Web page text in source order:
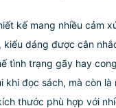
kế mang nhiều cảm
kiểu dáng được cân
tình trạng gãy hay
khi đọc sách, mà còn
thước phù hợp với